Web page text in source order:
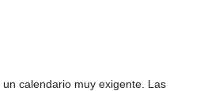
calendario muy exigente. Las